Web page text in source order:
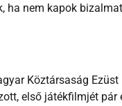
ha nem kapok bizalmat
Köztársaság Ezüst
első játékfilmjét pár